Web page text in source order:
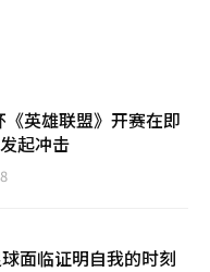
英雄联盟》开赛在即
起冲击
面临证明自我的时刻